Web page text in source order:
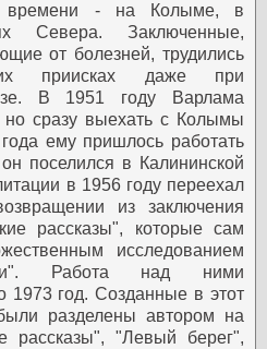
времени - на Колыме, в
Севера. Заключенные,
от болезней, трудились
приисках даже при
В 1951 году Варлама
сразу выехать с Колымы
ему пришлось работать
поселился в Калининской
в 1956 году переехал
из заключения
рассказы", которые сам
исследованием
Работа над ними
1973 год. Созданные в этот
разделены автором на
рассказы", "Левый берег",